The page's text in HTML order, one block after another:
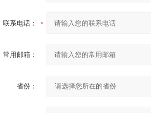
联系电话：
常用邮箱：
省份：